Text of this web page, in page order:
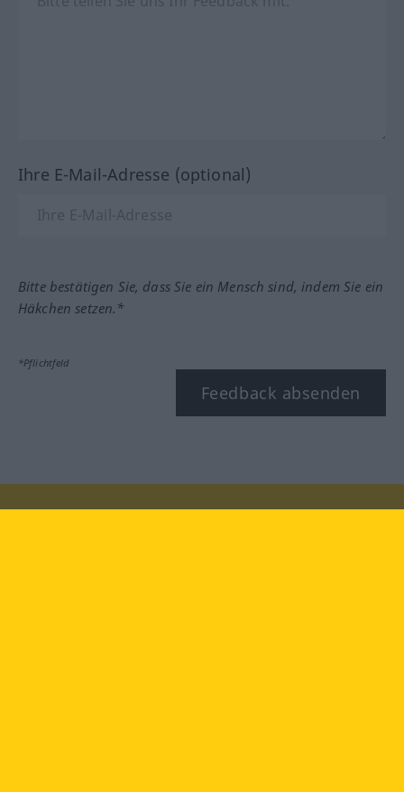
Ihre E-Mail-Adresse (optional)
Bitte bestätigen Sie, dass Sie ein Mensch sind, indem Sie ein
Häkchen setzen.*
*Pflichtfeld
Feedback absenden